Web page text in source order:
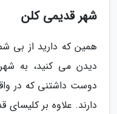
شهر قدیمی کلن
همین که دارید از بی
دیدن می کنید، به
دوست داشتنی که در
دارند. علاوه بر